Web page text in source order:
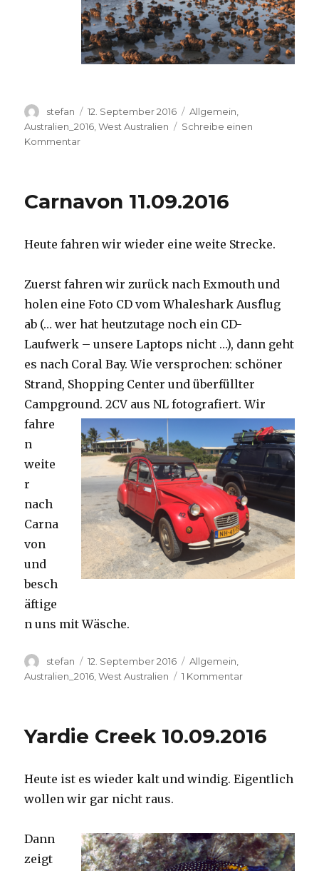
Autor
stefan
Veröffentlicht
am
12. September 2016 Kategorien
Allgemein
Australien_2016 ,West Australien
Schreibe einen
Kommentarzu
Carnavon 11.09.2016
Heute fahren wir wieder eine weite Strecke.
Zuerst fahren wir zurück nach Exmouth und
holen eine Foto CD vom Whaleshark Ausflug
ab (… wer hat heutzutage noch ein CD-
Laufwerk – unsere Laptops nicht …), dann geht
es nach Coral Bay. Wie versprochen: schöner
Strand, Shopping Center und überfüllter
Campground.2CV aus NL fotografiert. Wir
fahre
n
weite
r
nach
Carna
von
und
besch
äftige
n uns mit Wäsche.
Autor
stefan
Veröffentlicht
am
12. September 2016 Kategorien
Allgemein
Australien_2016 ,West Australien 1 Kommentarzu
Yardie Creek 10.09.2016
Heute ist es wieder kalt und windig. Eigentlich
wollen wir gar nicht raus.
Dann
zeigt